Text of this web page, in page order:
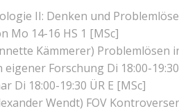
II: Denken und
Mo 14-16 HS 1 [MSc]
Kämmerer) Problemlösen
eigener Forschung Di 18:00-19:30
Di 18:00-19:30 ÜR E [MSc]
Wendt) FOV